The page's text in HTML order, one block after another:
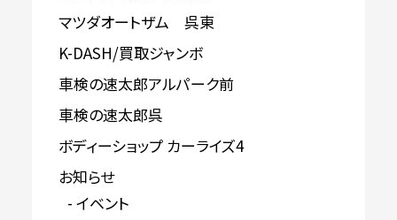
マツダオートザム 呉東
K-DASH/買取ジャンボ
車検の速太郎アルパーク前
車検の速太郎呉
ボディーショップ カーライズ4
お知らせ
イベント